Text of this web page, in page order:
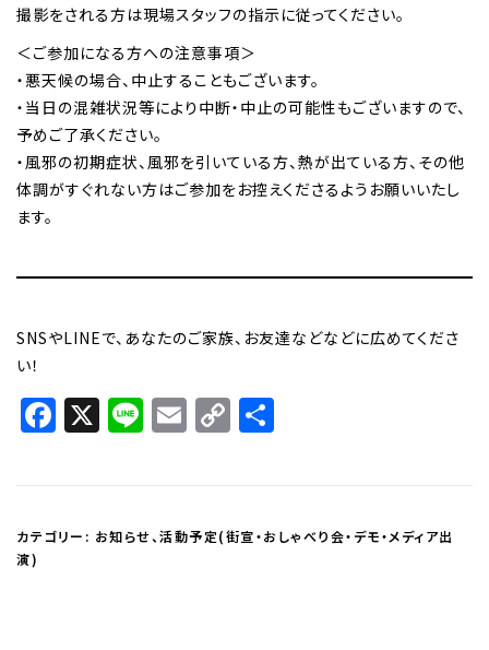
撮影をされる方は現場スタッフの指示に従ってください。
＜ご参加になる方への注意事項＞
・悪天候の場合、中止することもございます。
・当日の混雑状況等により中断・中止の可能性もございますので、
予めご了承ください。
・風邪の初期症状、風邪を引いている方、熱が出ている方、その他
体調がすぐれない方はご参加をお控えくださるようお願いいたし
ます。
SNSやLINEで、あなたのご家族、お友達などなどに広めてくださ
い！
Facebook
X LineEmail
Copy
Link
カテゴリー: お知らせ、活動予定(街宣・おしゃべり会・デモ・メディア出
演)